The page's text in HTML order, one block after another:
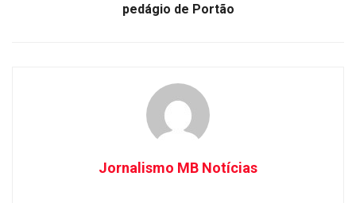
pedágio de Portão
Jornalismo MB Notícias